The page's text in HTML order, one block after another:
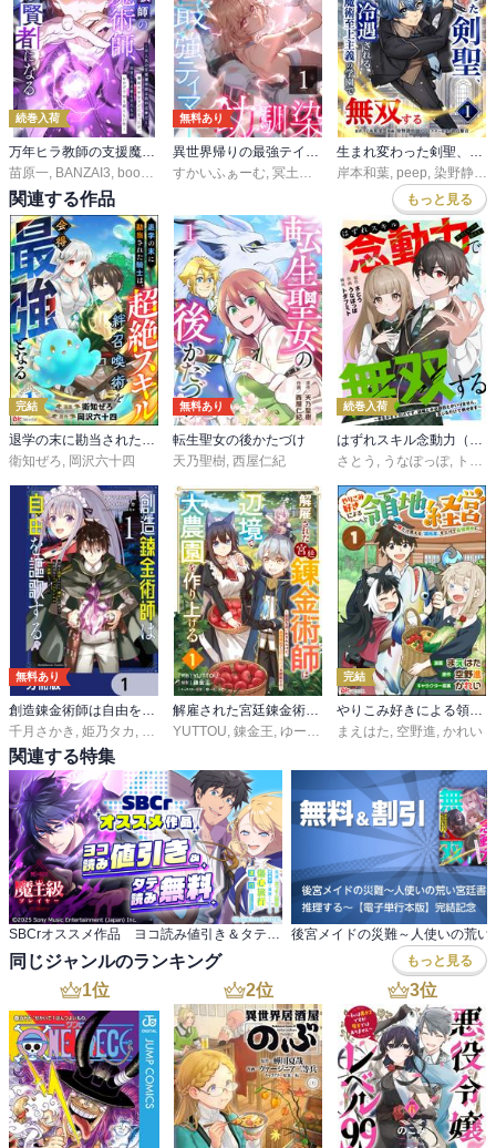
続巻入荷
苗原一 BANZAI3 booklistaSTUDIO
無料あり
すかいふぁーむ 冥土院ヘブん ,booklistaSTUDIO
岸本和葉 peep 染野静也
関連する作品 もっと見る
完結
退学の末に勘当された騎士は、超絶スキル「絆召喚術」を会得し最強となる コミック版（分冊版）
衛知ぜろ, 岡沢六十四
無料あり
転生聖女の後かたづけ
天乃聖樹, 西屋仁紀
続巻入荷
はずれスキル念動力（ただしレベルＭＡＸ）で無双する～手をかざすだけです。詠唱とか必殺技とかいりません。念じるだけで倒せます～
さとう , うなぽっぽ, トダフミト
無料あり
創造錬金術師は自由を謳歌する 故郷を追放されたら、魔王のお膝元で超絶効果のマジックアイテム作り放題になりました【分冊版】
千月さかき , 姫乃タカ , かぼちゃ
解雇された宮廷錬金術師は辺境で大農園を作り上げる～祖国を追い出されたけど、最強領地でスローライフを謳歌する〜【分冊版】
YUTTOU, 錬金王, ゆーにっと
完結
やりこみ好きによる領地経営 ～俺だけ見える『開拓度』を上げて最強領地に～ コミック版（分冊版）
まえはた, 空野進, かれい
関連する特集
SBCrオススメ作品 ヨコ読み値引き＆タテ読み無料
同じジャンルのランキング もっと見る
1位 2位 3位